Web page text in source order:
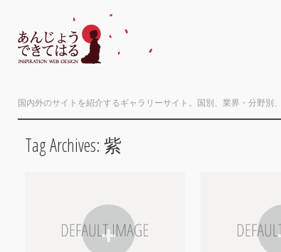
国内外のサイトを紹介するギャラリーサイト。国別、業界・分野別
Tag Archives: 紫
+